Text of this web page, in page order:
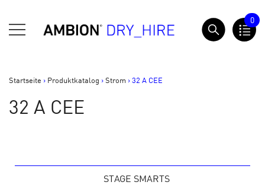
zum
Inhalt
AMBION Dry Hire
0
Startseite > Produktkatalog >Strom >32 A CEE
32 A CEE
STAGE SMARTS